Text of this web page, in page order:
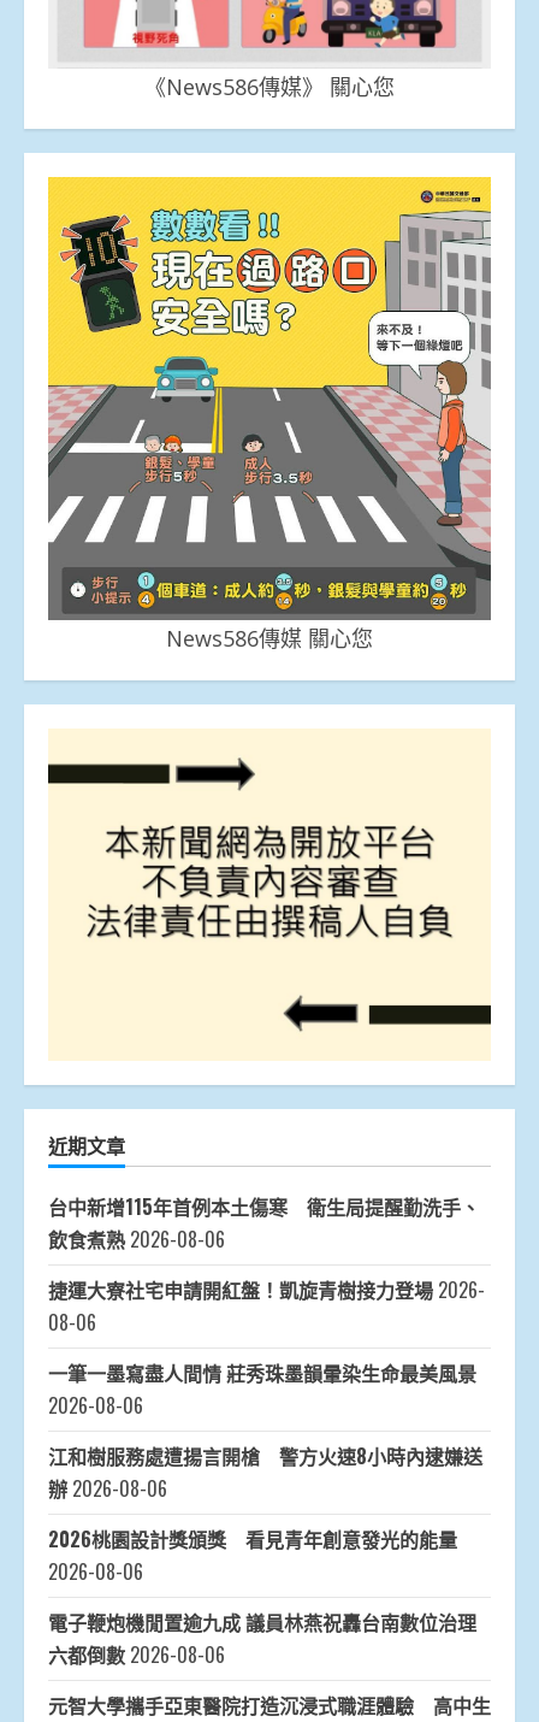
《News586傳媒》 關心您
News586傳媒 關心您
近期文章
台中新增115年首例本土傷寒 衛生局提醒勤洗手、
飲食煮熟 2026-08-06
捷運大寮社宅申請開紅盤！凱旋青樹接力登場 2026-
08-06
一筆一墨寫盡人間情 莊秀珠墨韻暈染生命最美風景
2026-08-06
江和樹服務處遭揚言開槍 警方火速8小時內逮嫌送
辦 2026-08-06
2026桃園設計獎頒獎 看見青年創意發光的能量
2026-08-06
電子鞭炮機閒置逾九成 議員林燕祝轟台南數位治理
六都倒數 2026-08-06
元智大學攜手亞東醫院打造沉浸式職涯體驗 高中生